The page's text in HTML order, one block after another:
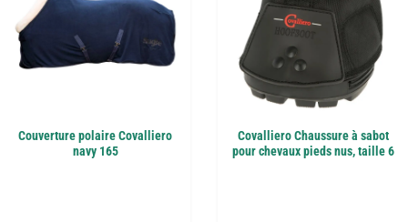
Couverture polaire Covalliero
navy 165
Covalliero Chaussure à sabot
pour chevaux pieds nus, taille 6